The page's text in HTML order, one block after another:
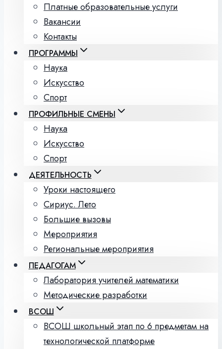
Платные образовательные услуги
Вакансии
Контакты
ПРОГРАММЫ
Наука
Искусство
Спорт
ПРОФИЛЬНЫЕ СМЕНЫ
Наука
Искусство
Спорт
ДЕЯТЕЛЬНОСТЬ
Уроки настоящего
Сириус. Лето
Большие вызовы
Мероприятия
Региональные мероприятия
ПЕДАГОГАМ
Лаборатория учителей математики
Методические разработки
ВСОШ
ВСОШ школьный этап по 6 предметам на
технологической платформе